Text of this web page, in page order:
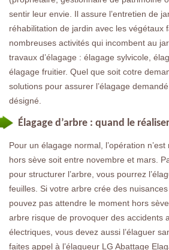
sentir leur envie. Il assure l’entretien de
réhabilitation de jardin avec les végétaux
nombreuses activités qui incombent au
travaux d’élagage : élagage sylvicole,
élagage fruitier. Quel que soit cotre
solutions pour assurer l’élagage
désigné.
Élagage d’arbre : quand le
Pour un élagage normal, l’opération n’est
hors sève soit entre novembre et mars.
pour structurer l’arbre, vous pourrez
feuilles. Si votre arbre crée des
pouvez pas attendre le moment hors
arbre risque de provoquer des accidents
électriques, vous devez aussi l’élaguer
faites appel à l’élagueur LG Abattage